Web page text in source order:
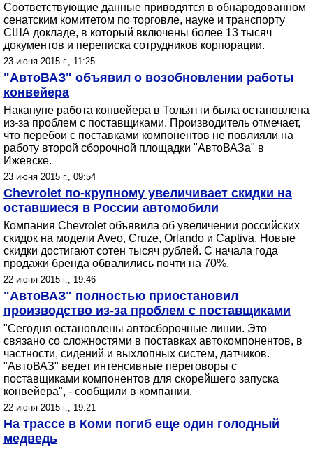
Соответствующие данные приводятся в обнародованном
сенатским комитетом по торговле, науке и транспорту
США докладе, в который включены более 13 тысяч
документов и переписка сотрудников корпорации.
23 июня 2015 г., 11:25
"АвтоВАЗ" объявил о возобновлении работы
конвейера
Накануне работа конвейера в Тольятти была остановлена
из-за проблем с поставщиками. Производитель отмечает,
что перебои с поставками компонентов не повлияли на
работу второй сборочной площадки "АвтоВАЗа" в
Ижевске.
23 июня 2015 г., 09:54
Chevrolet по-крупному увеличивает скидки на
оставшиеся в России автомобили
Компания Chevrolet объявила об увеличении российских
скидок на модели Aveo, Cruze, Orlando и Captiva. Новые
скидки достигают сотен тысяч рублей. С начала года
продажи бренда обвалились почти на 70%.
22 июня 2015 г., 19:46
"АвтоВАЗ" полностью приостановил
производство из-за проблем с поставщиками
"Сегодня остановлены автосборочные линии. Это
связано со сложностями в поставках автокомпонентов, в
частности, сидений и выхлопных систем, датчиков.
"АвтоВАЗ" ведет интенсивные переговоры с
поставщиками компонентов для скорейшего запуска
конвейера", - сообщили в компании.
22 июня 2015 г., 19:21
На трассе в Коми погиб еще один голодный
медведь